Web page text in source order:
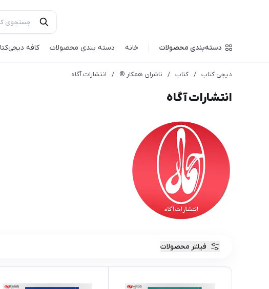
دسته‌بندی محصولات خانه دسته بندی محصولات کافه‌
دیجی کتاب / کتاب / ناشران همکار ®️ / انتشارات آگاه
انتشارات آگاه
فیلتر محصولات